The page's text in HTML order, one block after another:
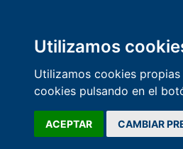
Utilizamos
Utilizamos cookies
cookies pulsando en el
ACEPTAR CAMBIAR